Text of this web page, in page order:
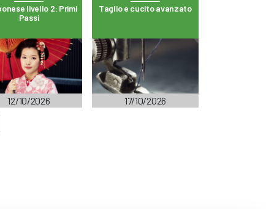
livello 2: Primi
Passi
12/10/2026
Taglio e cucito avanzato
17/10/2026